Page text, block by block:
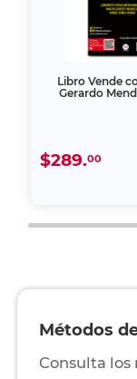
Libro Vende
Gerardo
$289.00
Métodos
Consulta los